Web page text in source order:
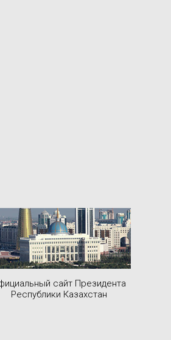
сайт Президента
Республики Казахстан